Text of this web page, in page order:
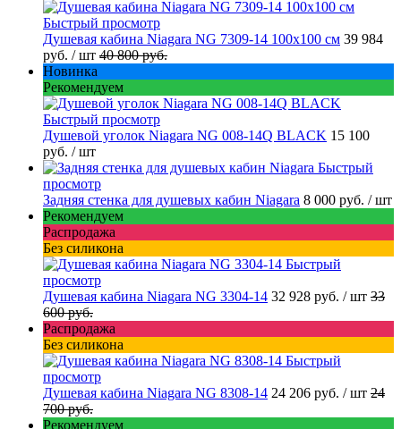
Быстрый просмотр
Душевая кабина Niagara NG 7309-14 100x100 см 39 984
руб. / шт 40 800 руб.
Новинка
Рекомендуем
Быстрый просмотр
Душевой уголок Niagara NG 008-14Q BLACK 15 100
руб. / шт
Быстрый
просмотр
Задняя стенка для душевых кабин Niagara 8 000 руб. / шт
Рекомендуем
Распродажа
Без силикона
Быстрый
просмотр
Душевая кабина Niagara NG 3304-14 32 928 руб. / шт 33
600 руб.
Распродажа
Без силикона
Быстрый
просмотр
Душевая кабина Niagara NG 8308-14 24 206 руб. / шт 24
700 руб.
Рекомендуем